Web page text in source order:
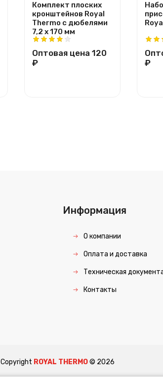
Комплект плоских
кронштейнов Royal
Thermo с дюбелями
7,2 х 170 мм
Оптовая цена 120
₽
₽
Информация
О компании
Оплата и доставка
Техническая
Контакты
Copyright ROYAL THERMO© 2026